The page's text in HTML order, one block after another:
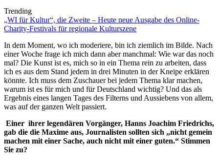
Trending
„WI für Kultur“, die Zweite – Heute neue Ausgabe des Online-
Charity-Festivals für regionale Kulturszene
In dem Moment, wo ich moderiere, bin ich ziemlich im Bilde. Nach
einer Woche frage ich mich dann aber manchmal: Wie war das noch
mal? Die Kunst ist es, mich so in ein Thema rein zu arbeiten, dass
ich es aus dem Stand jedem in drei Minuten in der Kneipe erklären
könnte. Ich muss dem Zuschauer bei jedem Thema klar machen,
warum ist es für mich und für Deutschland wichtig? Und das als
Ergebnis eines langen Tages des Filterns und Aussiebens von allem,
was auf der ganzen Welt passiert.
Einer ihrer legendären Vorgänger, Hanns Joachim Friedrichs,
gab die die Maxime aus, Journalisten sollten sich „nicht gemein
machen mit einer Sache, auch nicht mit einer guten.“ Stimmen
Sie zu?